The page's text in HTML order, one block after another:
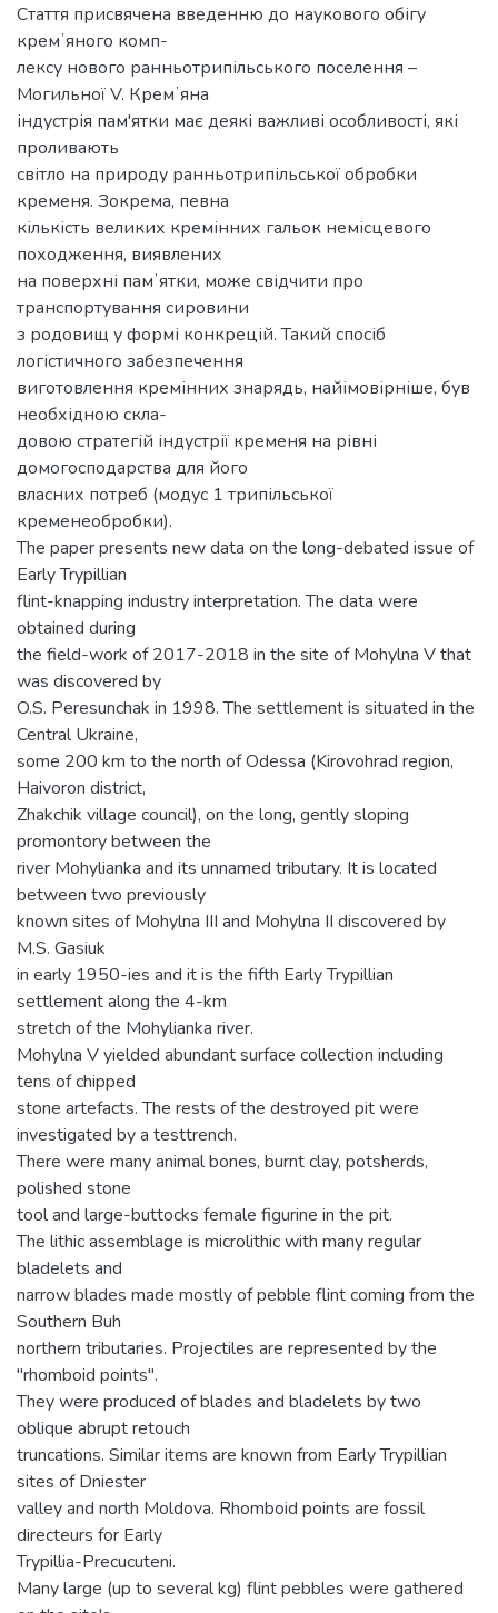
Стаття присвячена введенню до наукового обігу
кремʼяного комп-
лексу нового ранньотрипільського поселення –
Могильної V. Кремʼяна
індустрія пам'ятки має деякі важливі особливості, які
проливають
світло на природу ранньотрипільської обробки
кременя. Зокрема, певна
кількість великих кремінних гальок немісцевого
походження, виявлених
на поверхні памʼятки, може свідчити про
транспортування сировини
з родовищ у формі конкрецій. Такий спосіб
логістичного забезпечення
виготовлення кремінних знарядь, найімовірніше, був
необхідною скла-
довою стратегій індустрії кременя на рівні
домогосподарства для його
власних потреб (модус 1 трипільської
кременеобробки).
The paper presents new data on the long-debated issue of
Early Trypillian
flint-knapping industry interpretation. The data were
obtained during
the field-work of 2017-2018 in the site of Mohylna V that
was discovered by
O.S. Peresunchak in 1998. The settlement is situated in the
Central Ukraine,
some 200 km to the north of Odessa (Kirovohrad region,
Haivoron district,
Zhakchik village council), on the long, gently sloping
promontory between the
river Mohylianka and its unnamed tributary. It is located
between two previously
known sites of Mohylna III and Mohylna II discovered by
M.S. Gasiuk
in early 1950-ies and it is the fifth Early Trypillian
settlement along the 4-km
stretch of the Mohylianka river.
Mohylna V yielded abundant surface collection including
tens of chipped
stone artefacts. The rests of the destroyed pit were
investigated by a testtrench.
There were many animal bones, burnt clay, potsherds,
polished stone
tool and large-buttocks female figurine in the pit.
The lithic assemblage is microlithic with many regular
bladelets and
narrow blades made mostly of pebble flint coming from the
Southern Buh
northern tributaries. Projectiles are represented by the
"rhomboid points".
They were produced of blades and bladelets by two
oblique abrupt retouch
truncations. Similar items are known from Early Trypillian
sites of Dniester
valley and north Moldova. Rhomboid points are fossil
directeurs for Early
Trypillia-Precucuteni.
Many large (up to several kg) flint pebbles were gathered